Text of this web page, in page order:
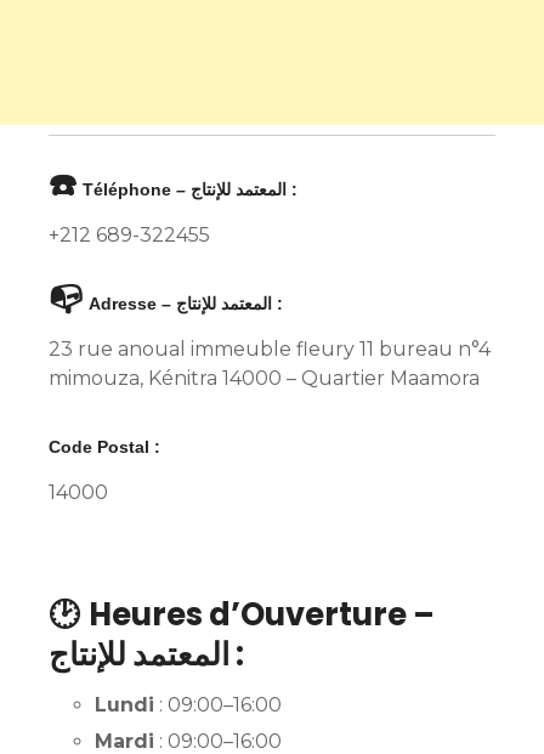
☎️ Téléphone – المعتمد للإنتاج :
+212 689-322455
📭 Adresse – المعتمد للإنتاج :
23 rue anoual immeuble fleury 11 bureau n°4
mimouza, Kénitra 14000 – Quartier Maamora
Code Postal :
14000
🕑 Heures d’Ouverture –
المعتمد للإنتاج :
Lundi : 09:00–16:00
Mardi : 09:00–16:00